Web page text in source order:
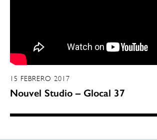
15 FEBRERO 2017
Nouvel Studio – Glocal 37